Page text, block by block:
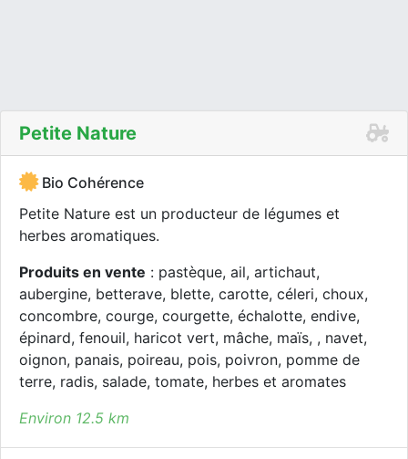
Petite Nature
Bio Cohérence
Petite Nature est un producteur de légumes et
herbes aromatiques.
Produits en vente : pastèque, ail, artichaut,
aubergine, betterave, blette, carotte, céleri, choux,
concombre, courge, courgette, échalotte, endive,
épinard, fenouil, haricot vert, mâche, maïs, , navet,
oignon, panais, poireau, pois, poivron, pomme de
terre, radis, salade, tomate, herbes et aromates
Environ 12.5 km